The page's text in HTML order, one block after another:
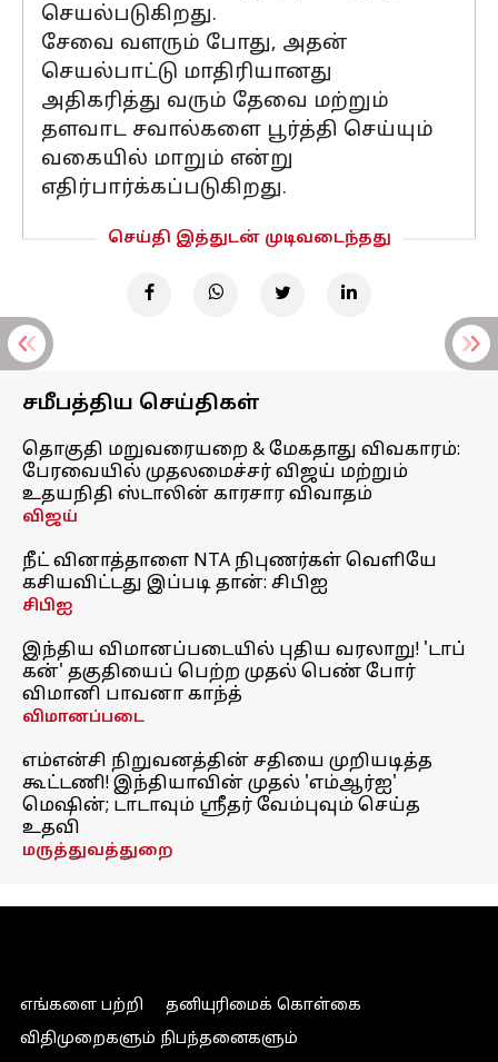
செயல்படுகிறது.
சேவை வளரும் போது, ​​அதன்
செயல்பாட்டு மாதிரியானது
அதிகரித்து வரும் தேவை மற்றும்
தளவாட சவால்களை பூர்த்தி செய்யும்
வகையில் மாறும் என்று
எதிர்பார்க்கப்படுகிறது.
செய்தி இத்துடன் முடிவடைந்தது
சமீபத்திய செய்திகள்
தொகுதி மறுவரையறை & மேகதாது விவகாரம்:
பேரவையில் முதலமைச்சர் விஜய் மற்றும்
உதயநிதி ஸ்டாலின் காரசார விவாதம்
விஜய்
நீட் வினாத்தாளை NTA நிபுணர்கள் வெளியே
கசியவிட்டது இப்படி தான்: சிபிஐ
சிபிஐ
இந்திய விமானப்படையில் புதிய வரலாறு! 'டாப்
கன்' தகுதியைப் பெற்ற முதல் பெண் போர்
விமானி பாவனா காந்த்
விமானப்படை
எம்என்சி நிறுவனத்தின் சதியை முறியடித்த
கூட்டணி! இந்தியாவின் முதல் 'எம்ஆர்ஐ'
மெஷின்; டாடாவும் ஸ்ரீதர் வேம்புவும் செய்த
உதவி
மருத்துவத்துறை
எங்களை பற்றி
தனியுரிமைக் கொள்கை
விதிமுறைகளும் நிபந்தனைகளும்